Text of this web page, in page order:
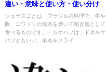
違い・意味と使い方・使い分け
シュラスコとは、ブラジルの料理で、牛や
豚、ニワトリの塊肉を焼いて削ぎ落として
食べるものです。一方ケバブは、ドネルケ
バブともいい、羊肉をスライ...